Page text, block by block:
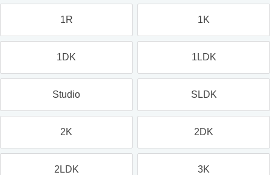
1R 1K
1DK 1LDK
Studio SLDK
2K 2DK
2LDK 3K